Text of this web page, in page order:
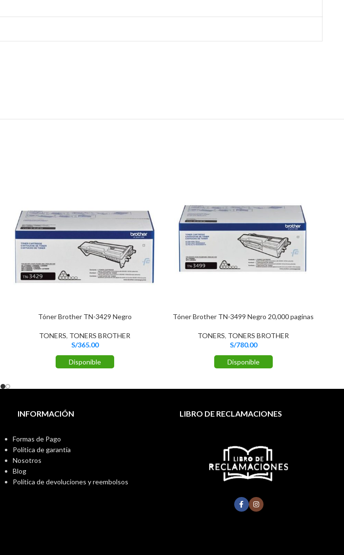
Tóner Brother TN-3429 Negro
TONERS, TONERS BROTHER
S/365.00
Disponible
Tóner Brother TN-3499 Negro 20,000 paginas
TONERS, TONERS BROTHER
S/780.00
Disponible
INFORMACIÓN
Formas de Pago
Política de garantía
Nosotros
Blog
Política de devoluciones y reembolsos
LIBRO DE RECLAMACIONES